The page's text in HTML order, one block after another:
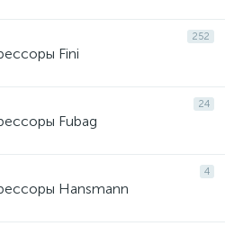
252
Fini
24
Fubag
4
Hansmann